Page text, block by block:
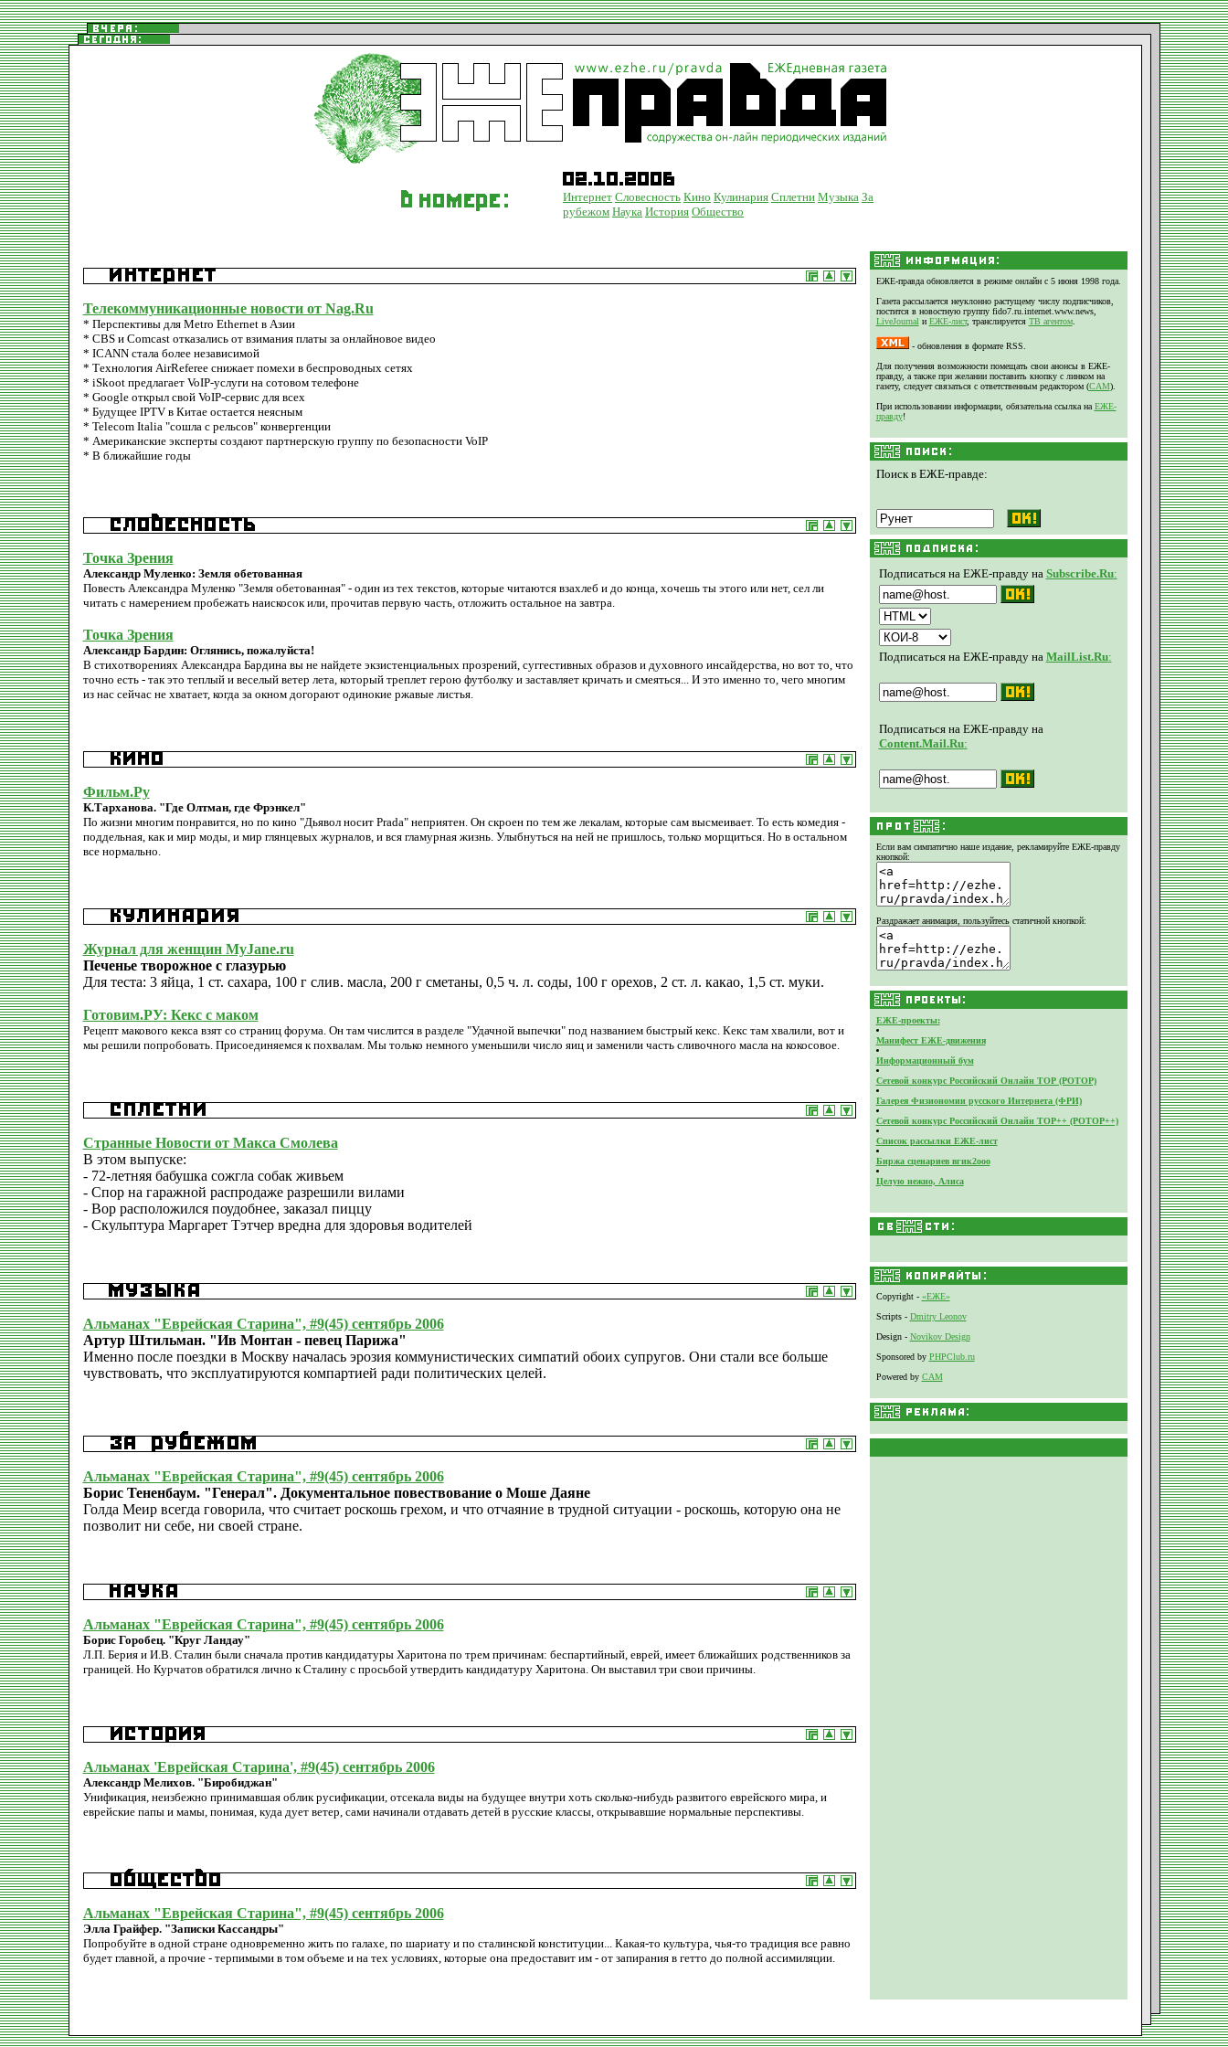
Интернет Словесность Кино Кулинария Сплетни Музыка За
рубежом Наука История Общество
Телекоммуникационные новости от Nag.Ru
* Перспективы для Metro Ethernet в Азии
* CBS и Comcast отказались от взимания платы за онлайновое видео
* ICANN стала более независимой
* Технология AirReferee снижает помехи в беспроводных сетях
* iSkoot предлагает VoIP-услуги на сотовом телефоне
* Google открыл свой VoIP-сервис для всех
* Будущее IPTV в Китае остается неясным
* Telecom Italia "сошла с рельсов" конвергенции
* Американские эксперты создают партнерскую группу по безопасности VoIP
* В ближайшие годы
Точка Зрения
Александр Муленко: Земля обетованная
Повесть Александра Муленко "Земля обетованная" - один из тех текстов, которые читаются взахлеб и до конца, хочешь ты этого или нет, сел ли
читать с намерением пробежать наискосок или, прочитав первую часть, отложить остальное на завтра.
Точка Зрения
Александр Бардин: Оглянись, пожалуйста!
В стихотворениях Александра Бардина вы не найдете экзистенциальных прозрений, суггестивных образов и духовного инсайдерства, но вот то, что
точно есть - так это теплый и веселый ветер лета, который треплет герою футболку и заставляет кричать и смеяться... И это именно то, чего многим
из нас сейчас не хватает, когда за окном догорают одинокие ржавые листья.
Фильм.Ру
К.Тарханова. "Где Олтман, где Фрэнкел"
По жизни многим понравится, но по кино "Дьявол носит Prada" неприятен. Он скроен по тем же лекалам, которые сам высмеивает. То есть комедия -
поддельная, как и мир моды, и мир глянцевых журналов, и вся гламурная жизнь. Улыбнуться на ней не пришлось, только морщиться. Но в остальном
все нормально.
Журнал для женщин MyJane.ru
Печенье творожное с глазурью
Для теста: 3 яйца, 1 ст. сахара, 100 г слив. масла, 200 г сметаны, 0,5 ч. л. соды, 100 г орехов, 2 ст. л. какао, 1,5 ст. муки.
Готовим.РУ: Кекс с маком
Рецепт макового кекса взят со страниц форума. Он там числится в разделе "Удачной выпечки" под названием быстрый кекс. Кекс там хвалили, вот и
мы решили попробовать. Присоединяемся к похвалам. Мы только немного уменьшили число яиц и заменили часть сливочного масла на кокосовое.
Странные Новости от Макса Смолева
В этом выпуске:
- 72-летняя бабушка сожгла собак живьем
- Спор на гаражной распродаже разрешили вилами
- Вор расположился поудобнее, заказал пиццу
- Скульптура Маргарет Тэтчер вредна для здоровья водителей
Альманах "Еврейская Старина", #9(45) сентябрь 2006
Артур Штильман. "Ив Монтан - певец Парижа"
Именно после поездки в Москву началась эрозия коммунистических симпатий обоих супругов. Они стали все больше
чувствовать, что эксплуатируются компартией ради политических целей.
Альманах "Еврейская Старина", #9(45) сентябрь 2006
Борис Тененбаум. "Генерал". Документальное повествование о Моше Даяне
Голда Меир всегда говорила, что считает роскошь грехом, и что отчаяние в трудной ситуации - роскошь, которую она не
позволит ни себе, ни своей стране.
Альманах "Еврейская Старина", #9(45) сентябрь 2006
Борис Горобец. "Круг Ландау"
Л.П. Берия и И.В. Сталин были сначала против кандидатуры Харитона по трем причинам: беспартийный, еврей, имеет ближайших родственников за
границей. Но Курчатов обратился лично к Сталину с просьбой утвердить кандидатуру Харитона. Он выставил три свои причины.
Альманах 'Еврейская Старина', #9(45) сентябрь 2006
Александр Мелихов. "Биробиджан"
Унификация, неизбежно принимавшая облик русификации, отсекала виды на будущее внутри хоть сколько-нибудь развитого еврейского мира, и
еврейские папы и мамы, понимая, куда дует ветер, сами начинали отдавать детей в русские классы, открывавшие нормальные перспективы.
Альманах "Еврейская Старина", #9(45) сентябрь 2006
Элла Грайфер. "Записки Кассандры"
Попробуйте в одной стране одновременно жить по галахе, по шариату и по сталинской конституции... Какая-то культура, чья-то традиция все равно
будет главной, а прочие - терпимыми в том объеме и на тех условиях, которые она предоставит им - от запирания в гетто до полной ассимиляции.
ЕЖЕ-правда обновляется в режиме онлайн с 5 июня 1998 года.
Газета рассылается неуклонно растущему числу подписчиков,
постится в новостную группу fido7.ru.internet.www.news,
LiveJournal и ЕЖЕ-лист, транслируется ТВ агентом.
- обновления в формате RSS.
Для получения возможности помещать свои анонсы в ЕЖЕ-
правду, а также при желании поставить кнопку с линком на
газету, следует связаться с ответственным редактором (CAM).
При использовании информации, обязательна ссылка на ЕЖЕ-
правду!
Поиск в ЕЖЕ-правде:
Подписаться на ЕЖЕ-правду на Subscribe.Ru:
Подписаться на ЕЖЕ-правду на MailList.Ru:
Подписаться на ЕЖЕ-правду на
Content.Mail.Ru:
Если вам симпатично наше издание, рекламируйте ЕЖЕ-правду
кнопкой:
Раздражает анимация, пользуйтесь статичной кнопкой:
ЕЖЕ-проекты:
Манифест ЕЖЕ-движения
Информационный бум
Сетевой конкурс Российский Онлайн ТОР (РОТОР)
Галерея Физиономии русского Интернета (ФРИ)
Сетевой конкурс Российский Онлайн ТОР++ (РОТОР++)
Список рассылки ЕЖЕ-лист
Биржа сценариев вгик2ооо
Целую нежно, Алиса
Copyright - «ЕЖЕ»
Scripts - Dmitry Leonov
Design - Novikov Design
Sponsored by PHPClub.ru
Powered by CAM